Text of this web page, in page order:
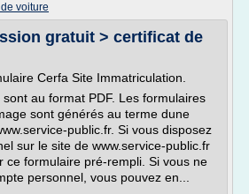
voiture
gratuit > certificat de
Cerfa Site Immatriculation.
au format PDF. Les formulaires
sont générés au terme dune
public.fr. Si vous disposez
sur le site de www.service-public.fr
ce formulaire pré-rempli. Si vous ne
personnel, vous pouvez en...